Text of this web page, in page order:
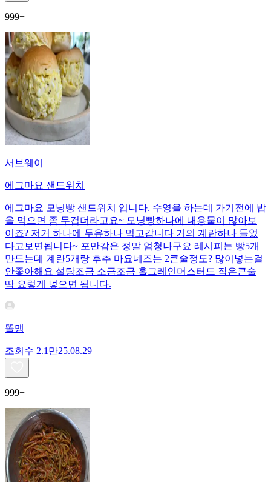
999+
서브웨이
에그마요 샌드위치
에그마요 모닝빵 샌드위치 입니다. 수영을 하는데 가기전에 밥
을 먹으면 좀 무겁더라고요~ 모닝빵하나에 내용물이 많아보
이죠? 저거 하나에 두유하나 먹고갑니다 거의 계란하나 들었
다고보면됩니다~ 포만감은 정말 엄청나구요 레시피는 빵5개
만드는데 계란5개랑 후추 마요네즈는 2큰술정도? 많이넣는걸
안좋아해요 설탕조금 소금조금 홀그레인머스터드 작은큰술
딱 요렇게 넣으면 됩니다.
똘맹
조회수 2.1만25.08.29
999+